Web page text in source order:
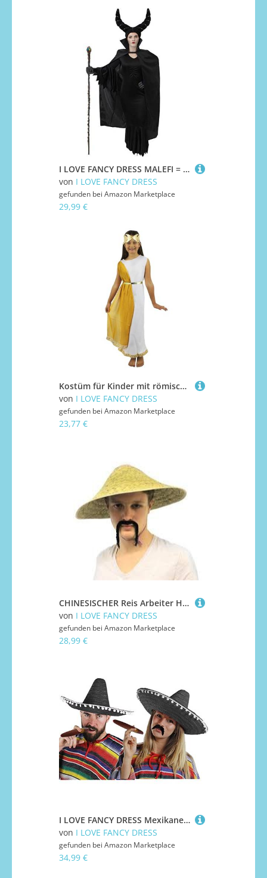
I LOVE FANCY DRESS MALEFI = BÖSE STIEFMUTTER KÖNIGIN KOSTÜM VERKLEIDUNG MÄRCHEN FASCHING KARNEVAL HALLOWEEN=BEINHALTET=KLEID+ SCHWARZE HANDSCHUHE+KAPPE MIT HÖRNERN +UMHANG STEHKRAGEN 142cm= XXXLARGE
von I LOVE FANCY DRESS
gefunden bei Amazon Marketplace
29,99 €
Kostüm für Kinder mit römischen Griechischen Göttin, römisches Griechisches Mädchen Einfache weiße Tunika mit Goldener Schärpe, griechisch Rand, Goldener Bund und goldenem Kopfstück (Gross)
von I LOVE FANCY DRESS
gefunden bei Amazon Marketplace
23,77 €
CHINESISCHER Reis Arbeiter Hut = Coolie Hut = ERHALTBAR MIT ODER OHNE CHNESISCHEM BART =UND ERHALTBAR IN 5 VERSCHIEDENEN STÜCKZAHLEN= VON ILOVEFANCYDRESS®= 12 HÜTE MIT 12-BÄRTEN
von I LOVE FANCY DRESS
gefunden bei Amazon Marketplace
28,99 €
I LOVE FANCY DRESS Mexikaner Paar KOSTÜM VERKLEIDUNG = 2 Ponchos+2 SOMBREROS+2 Dicke Plastik ZIGARREN+ 2 MEXIKANISCHE SCHNURRBÄRTE=Fasching Karneval=Schwarze SOMBREROS
von I LOVE FANCY DRESS
gefunden bei Amazon Marketplace
34,99 €